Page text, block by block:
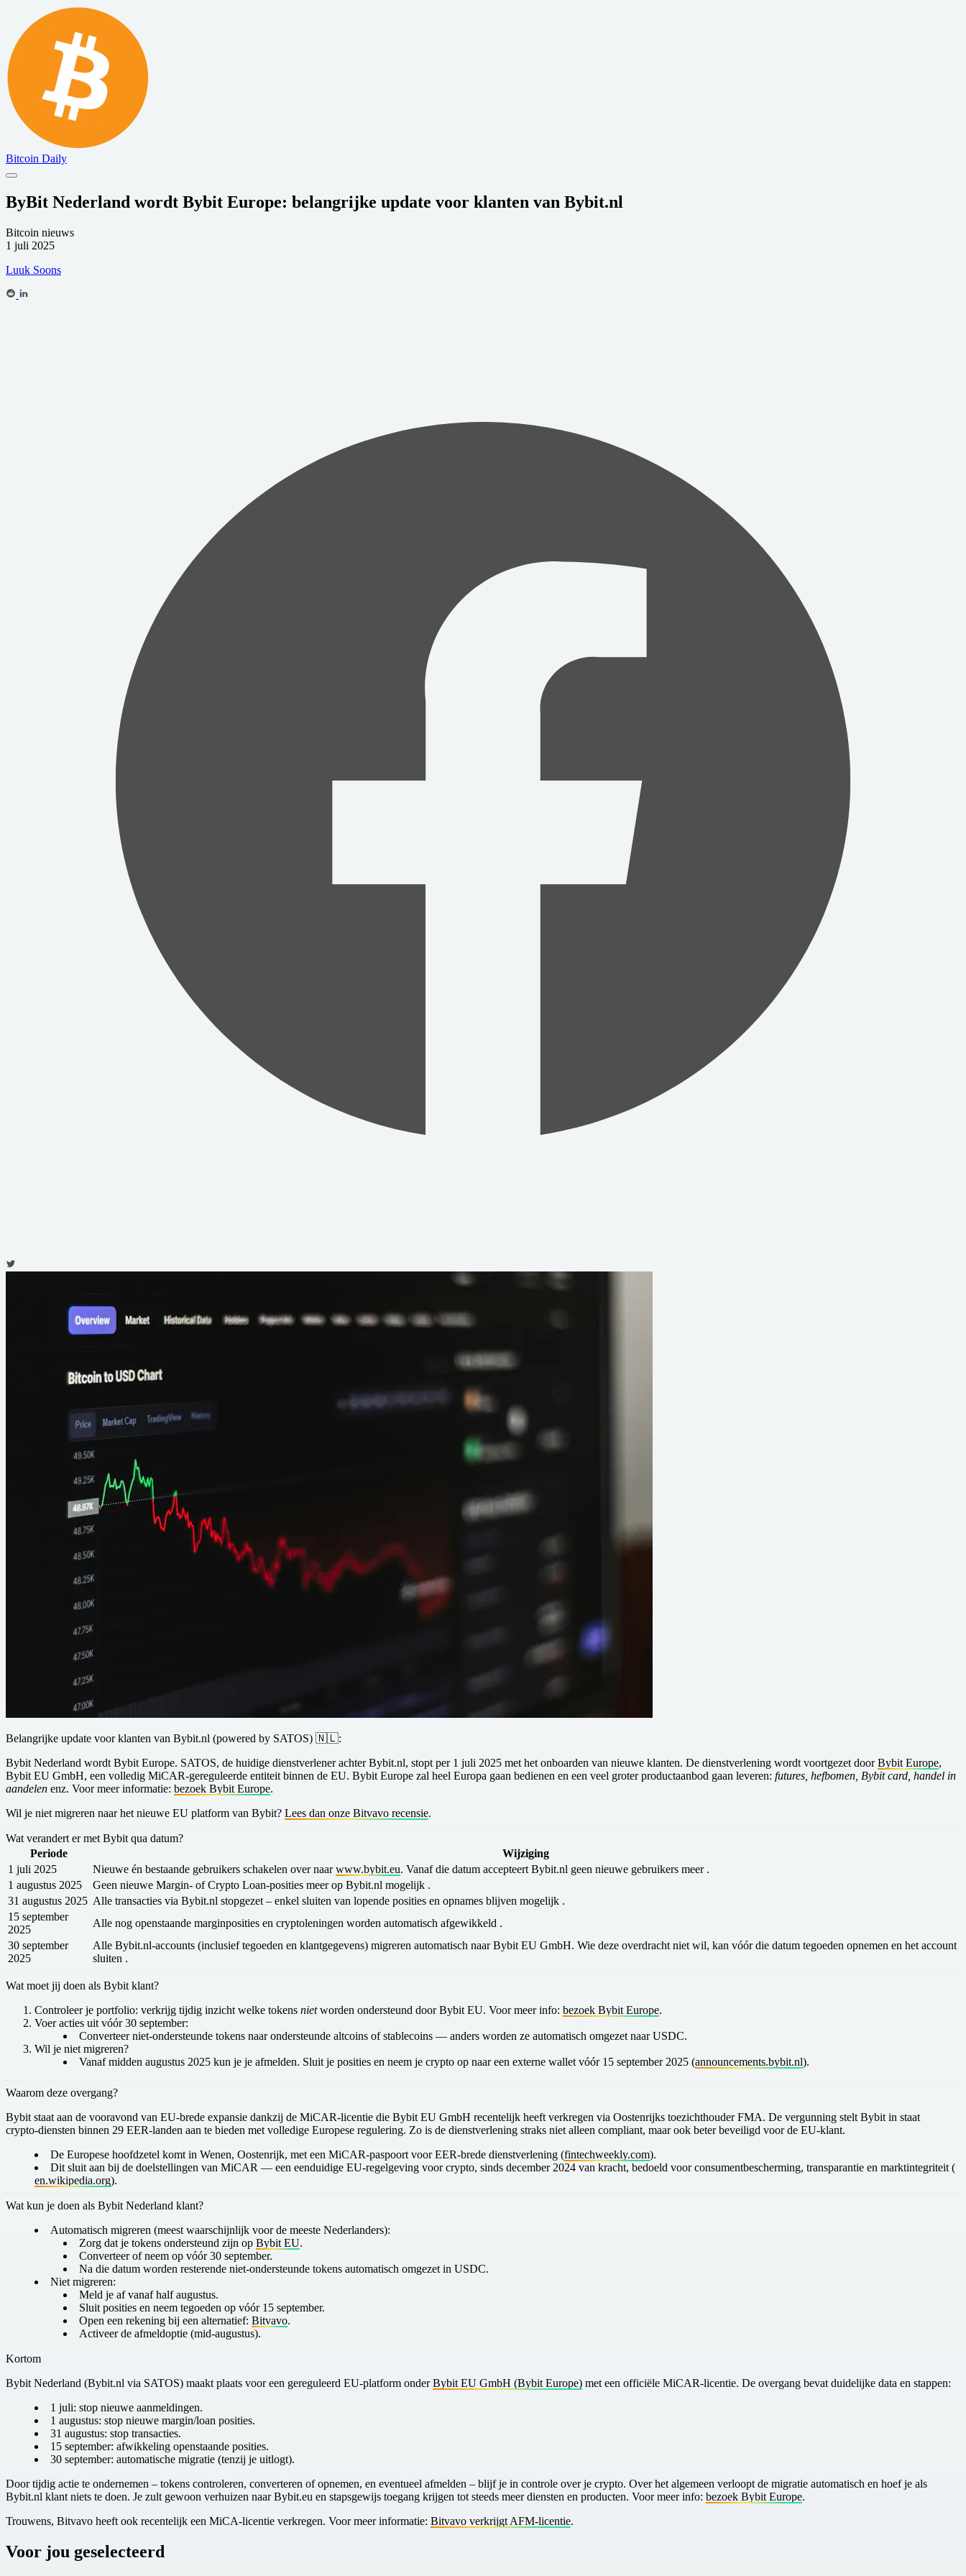
Bitcoin Daily
ByBit Nederland wordt Bybit Europe: belangrijke update voor klanten van Bybit.nl
Bitcoin nieuws
1 juli 2025
Luuk Soons
Belangrijke update voor klanten van Bybit.nl (powered by SATOS) 🇳🇱:
Bybit Nederland wordt Bybit Europe. SATOS, de huidige dienstverlener achter Bybit.nl, stopt per 1 juli 2025 met het onboarden van nieuwe klanten. De dienstverlening wordt voortgezet doorBybit Europe,
Bybit EU GmbH, een volledig MiCAR-gereguleerde entiteit binnen de EU. Bybit Europe zal heel Europa gaan bedienen en een veel groter productaanbod gaan leveren: futures, hefbomen, Bybit card, handel in
aandelen enz. Voor meer informatie: bezoek Bybit Europe.
Wil je niet migreren naar het nieuwe EU platform van Bybit? Lees dan onze Bitvavo recensie.
Wat verandert er met Bybit qua datum?
Periode
Wijziging
1 juli 2025
Nieuwe én bestaande gebruikers schakelen over naarwww.bybit.eu. Vanaf die datum accepteert Bybit.nl geen nieuwe gebruikers meer .
1 augustus 2025
Geen nieuwe Margin‑ of Crypto Loan‑posities meer op Bybit.nl mogelijk .
31 augustus 2025 Alle transacties via Bybit.nl stopgezet – enkel sluiten van lopende posities en opnames blijven mogelijk .
15 september
2025
Alle nog openstaande marginposities en cryptoleningen worden automatisch afgewikkeld .
30 september
2025
Alle Bybit.nl-accounts (inclusief tegoeden en klantgegevens) migreren automatisch naar Bybit EU GmbH. Wie deze overdracht niet wil, kan vóór die datum tegoeden opnemen en het account
sluiten .
Wat moet jij doen als Bybit klant?
Controleer je portfolio: verkrijg tijdig inzicht welke tokens nietworden ondersteund door Bybit EU. Voor meer info: bezoek Bybit Europe.
Voer acties uit vóór 30 september:
Converteerniet-ondersteunde tokens naar ondersteunde altcoins of stablecoins — anders worden ze automatisch omgezet naar USDC.
Wil je niet migreren?
Vanaf midden augustus 2025 kun je je afmelden. Sluit je posities en neem je crypto op naar een externe wallet vóór 15 september 2025 (announcements.bybit.nl).
Waarom deze overgang?
Bybit staat aan de vooravond van EU-brede expansie dankzij de MiCAR‑licentie die Bybit EU GmbH recentelijk heeft verkregen via Oostenrijks toezichthouder FMA. De vergunning stelt Bybit in staat
crypto‑diensten binnen 29 EER-landen aan te bieden met volledige Europese regulering. Zo is de dienstverlening straks niet alleen compliant, maar ook beter beveiligd voor de EU-klant.
De Europese hoofdzetel komt in Wenen, Oostenrijk, met een MiCAR-paspoort voor EER-brede dienstverlening (fintechweekly.com).
Dit sluit aan bij de doelstellingen van MiCAR — een eenduidige EU-regelgeving voor crypto, sinds december 2024 van kracht, bedoeld voor consumentbescherming, transparantie en marktintegriteit (
en.wikipedia.org).
Wat kun je doen als Bybit Nederland klant?
Automatisch migreren (meest waarschijnlijk voor de meeste Nederlanders):
Zorg dat je tokens ondersteund zijn op Bybit EU.
Converteer of neem op vóór 30 september.
Na die datum worden resterende niet‑ondersteunde tokens automatisch omgezet in USDC.
Niet migreren:
Meld je af vanaf half augustus.
Sluit posities en neem tegoeden op vóór 15 september.
Open een rekening bij een alternatief: Bitvavo.
Activeer de afmeldoptie (mid‑augustus).
Kortom
Bybit Nederland (Bybit.nl via SATOS) maakt plaats voor een gereguleerd EU‑platform onderBybit EU GmbH (Bybit Europe) met een officiële MiCAR‑licentie. De overgang bevat duidelijke data en stappen:
1 juli: stop nieuwe aanmeldingen.
1 augustus: stop nieuwe margin/loan posities.
31 augustus: stop transacties.
15 september: afwikkeling openstaande posities.
30 september: automatische migratie (tenzij je uitlogt).
Door tijdig actie te ondernemen – tokens controleren, converteren of opnemen, en eventueel afmelden – blijf je in controle over je crypto. Over het algemeen verloopt de migratie automatisch en hoef je als
Bybit.nl klant niets te doen. Je zult gewoon verhuizen naar Bybit.eu en stapsgewijs toegang krijgen tot steeds meer diensten en producten. Voor meer info: bezoek Bybit Europe.
Trouwens, Bitvavo heeft ook recentelijk een MiCA-licentie verkregen. Voor meer informatie: Bitvavo verkrijgt AFM-licentie.
Voor jou geselecteerd